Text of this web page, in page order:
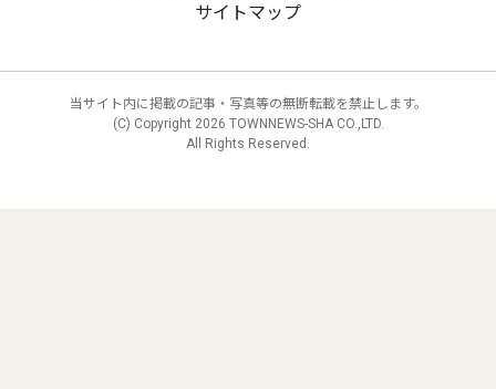
サイトマップ
当サイト内に掲載の記事・写真等の無断転載を禁止します。
(C) Copyright 2026 TOWNNEWS-SHA CO.,LTD.
All Rights Reserved.